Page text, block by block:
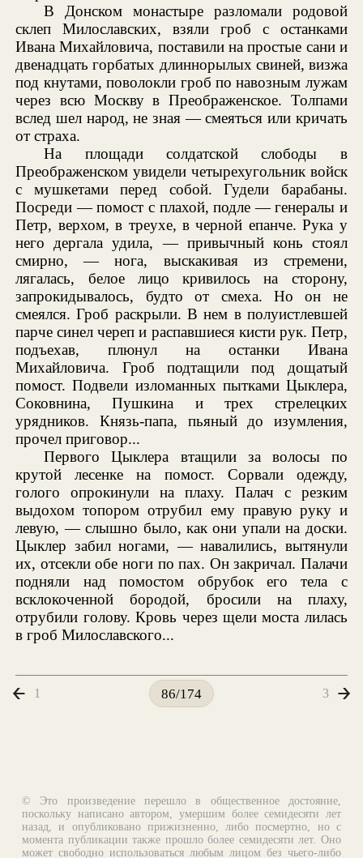
В Донском монастыре разломали родовой
склеп Милославских, взяли гроб с останками
Ивана Михайловича, поставили на простые сани и
двенадцать горбатых длиннорылых свиней, визжа
под кнутами, поволокли гроб по навозным лужам
через всю Москву в Преображенское. Толпами
вслед шел народ, не зная — смеяться или кричать
от страха.
На площади солдатской слободы в
Преображенском увидели четырехугольник войск
с мушкетами перед собой. Гудели барабаны.
Посреди — помост с плахой, подле — генералы и
Петр, верхом, в треухе, в черной епанче. Рука у
него дергала удила, — привычный конь стоял
смирно, — нога, выскакивая из стремени,
лягалась, белое лицо кривилось на сторону,
запрокидывалось, будто от смеха. Но он не
смеялся. Гроб раскрыли. В нем в полуистлевшей
парче синел череп и распавшиеся кисти рук. Петр,
подъехав, плюнул на останки Ивана
Михайловича. Гроб подтащили под дощатый
помост. Подвели изломанных пытками Цыклера,
Соковнина, Пушкина и трех стрелецких
урядников. Князь-папа, пьяный до изумления,
прочел приговор...
Первого Цыклера втащили за волосы по
крутой лесенке на помост. Сорвали одежду,
голого опрокинули на плаху. Палач с резким
выдохом топором отрубил ему правую руку и
левую, — слышно было, как они упали на доски.
Цыклер забил ногами, — навалились, вытянули
их, отсекли обе ноги по пах. Он закричал. Палачи
подняли над помостом обрубок его тела с
всклокоченной бородой, бросили на плаху,
отрубили голову. Кровь через щели моста лилась
в гроб Милославского...
1 86/174 3
© Это произведение перешло в общественное достояние,
поскольку написано автором, умершим более семидесяти лет
назад, и опубликовано прижизненно, либо посмертно, но с
момента публикации также прошло более семидесяти лет. Оно
может свободно использоваться любым лицом без чьего-либо